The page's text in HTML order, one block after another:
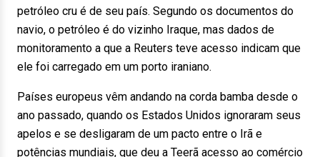
petróleo cru é de seu país. Segundo os documentos do
navio, o petróleo é do vizinho Iraque, mas dados de
monitoramento a que a Reuters teve acesso indicam que
ele foi carregado em um porto iraniano.
Países europeus vêm andando na corda bamba desde o
ano passado, quando os Estados Unidos ignoraram seus
apelos e se desligaram de um pacto entre o Irã e
potências mundiais, que deu a Teerã acesso ao comércio